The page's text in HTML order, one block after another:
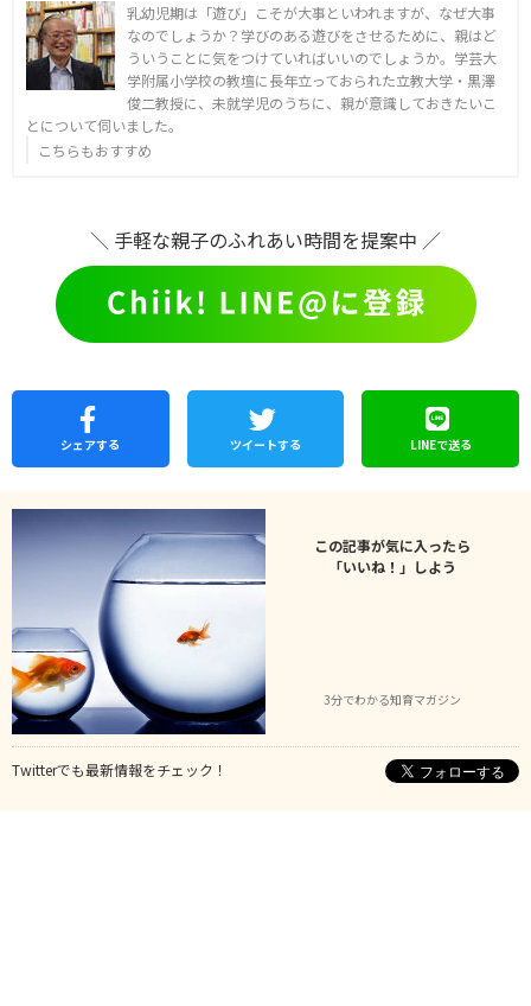
乳幼児期は「遊び」こそが大事といわれますが、なぜ大事
なのでしょうか？学びのある遊びをさせるために、親はど
ういうことに気をつけていればいいのでしょうか。学芸大
学附属小学校の教壇に長年立っておられた立教大学・黒澤
俊二教授に、未就学児のうちに、親が意識しておきたいこ
とについて伺いました。
こちらもおすすめ
＼ 手軽な親子のふれあい時間を提案中 ／
シェアする ツイートする LINEで送る
この記事が気に入ったら
「いいね！」しよう
3分でわかる知育マガジン
Twitterでも最新情報をチェック！